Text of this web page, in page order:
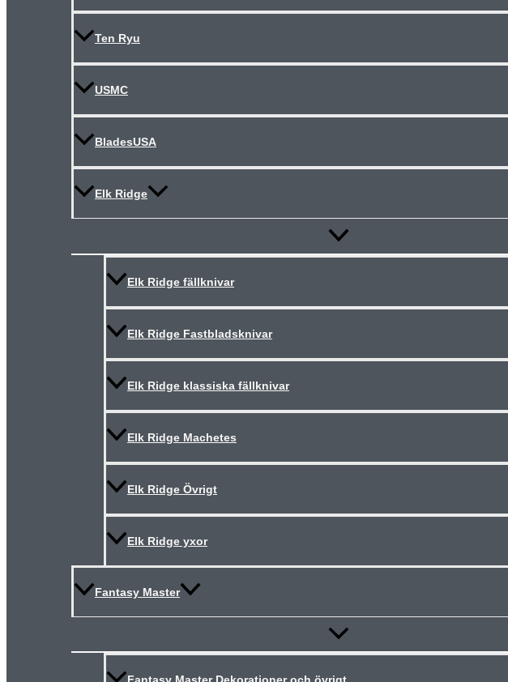
Ten Ryu
USMC
BladesUSA
Elk Ridge
Slå
meny
Elk Ridge fällknivar
Elk Ridge Fastbladsknivar
Elk Ridge klassiska fällknivar
Elk Ridge Machetes
Elk Ridge Övrigt
Elk Ridge yxor
Fantasy Master
Slå
meny
Fantasy Master Dekorationer och övrigt